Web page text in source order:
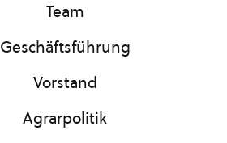
Team
Geschäftsführung
Vorstand
Agrarpolitik